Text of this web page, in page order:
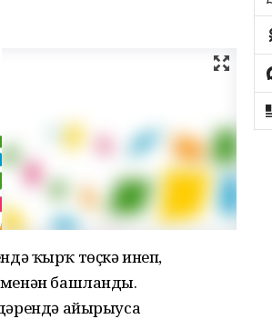
ҡырҡ төҫкә инеп,
башланды.
айырыуса